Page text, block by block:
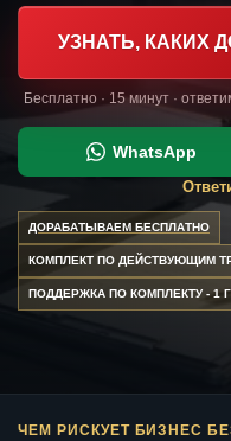
УЗНАТЬ, КАКИХ
Бесплатно · 15 минут ·
WhatsApp
ДОРАБАТЫВАЕМ БЕСПЛАТНО
КОМПЛЕКТ ПО ДЕЙСТВУЮЩИМ
ПОДДЕРЖКА ПО КОМПЛЕКТУ - 1
ЧЕМ РИСКУЕТ БИЗНЕС